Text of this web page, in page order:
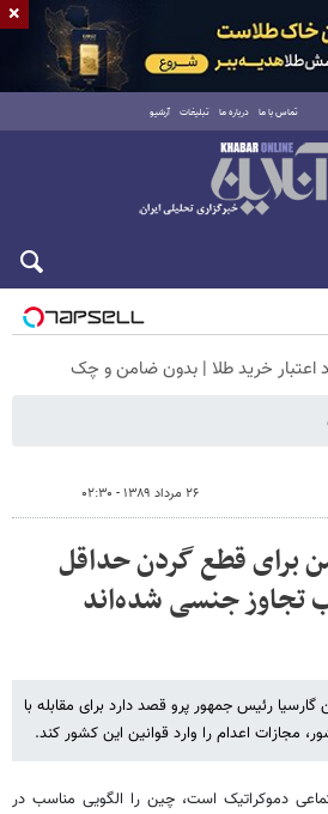
تماس با ما درباره ما تبلیغات آرشیو
۲۶ مرداد ۱۳۸۹ - ۰۲:۳۰
برای قطع گردن حداقل
تجاوز جنسی شده‌اند
رئیس جمهور پرو قصد دارد برای مقابله با
مجازات اعدام را وارد قوانین این کشور کند.
دموکراتیک است، چین را الگویی مناسب در
×